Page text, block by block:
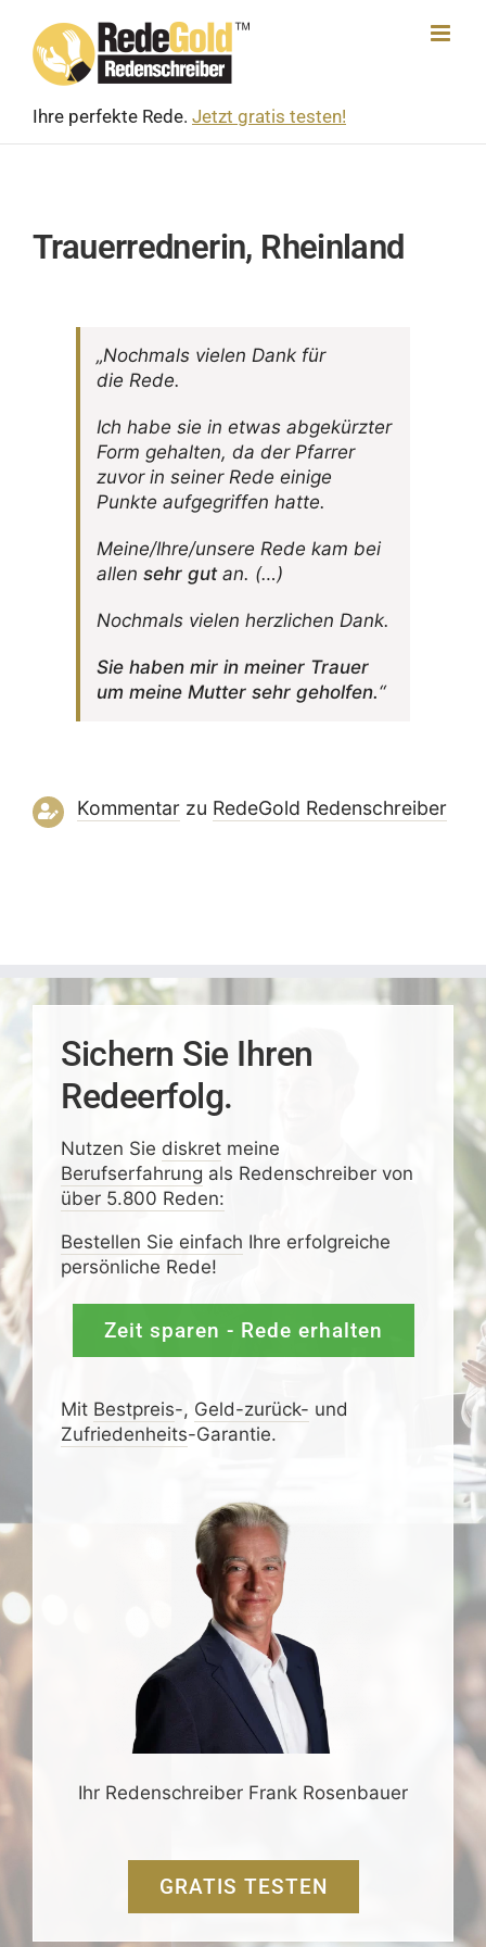
content
Ihre perfekte Rede. Jetzt gratis testen!
Trauerrednerin, Rheinland
„Noch­mals vielen Dank für
die Rede.
Ich habe sie in etwas abge­kürzter
Form gehalten, da der Pfarrer
zuvor in seiner Rede einige
Punkte aufge­griffen hatte.
Meine/Ihre/unsere Rede kam bei
allen sehr gutan. (…)
Noch­mals vielen herz­li­chen Dank.
Sie haben mir in meiner Trauer
um meine Mutter sehr geholfen.“
Kommentarzu RedeGold Reden­schreiber
Sichern Sie Ihren
Redeerfolg.
Nutzen Sie diskretmeine
Berufserfahrung als Redenschreiber von
über 5.800 Reden:
Bestellen Sie einfach Ihre erfolgreiche
persönliche Rede!
Zeit sparen - Rede erhalten
Mit Bestpreis-, Geld-zurück- und
Zufrieden­­heits-Garantie.
Ihr Redenschreiber Frank Rosenbauer
GRATIS TESTEN